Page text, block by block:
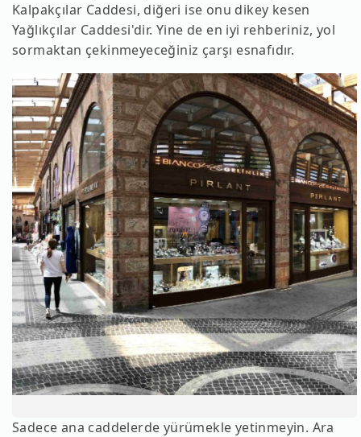
Kalpakçılar Caddesi, diğeri ise onu dikey kesen
Yağlıkçılar Caddesi'dir. Yine de en iyi rehberiniz, yol
sormaktan çekinmeyeceğiniz çarşı esnafıdır.
Sadece ana caddelerde yürümekle yetinmeyin. Ara